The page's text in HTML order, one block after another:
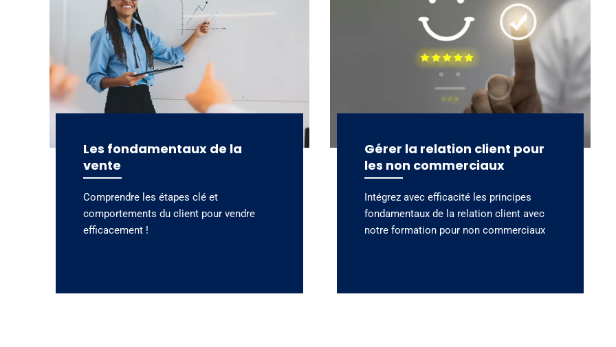
Les fondamentaux de la
vente
Comprendre les étapes clé et
comportements du client pour vendre
efficacement !
Gérer la relation client pour
les non commerciaux
Intégrez avec efficacité les principes
fondamentaux de la relation client avec
notre formation pour non commerciaux